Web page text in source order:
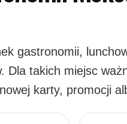
gastronomii,
Dla takich miejsc
karty, promocji